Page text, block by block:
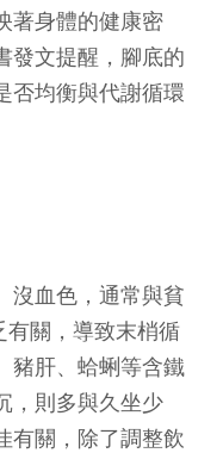
著身體的健康密
發文提醒，腳底的
否均衡與代謝循環
沒血色，通常與貧
有關，導致末梢循
豬肝、蛤蜊等含鐵
，則多與久坐少
有關，除了調整飲